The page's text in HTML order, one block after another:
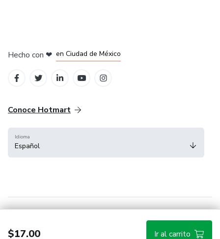
$17.00 Ir al carrito
Hecho con ❤ en Ciudad de México
Conoce Hotmart
Idioma
Español